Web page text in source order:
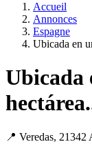
Accueil
Annonces
Espagne
Ubicada en
Ubicada
📍 Veredas, 21342